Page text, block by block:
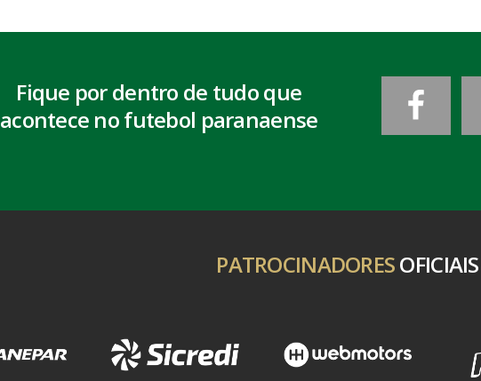
Fique por dentro de tudo que
acontece no futebol paranaense
PATROCINADORESOFICIAIS